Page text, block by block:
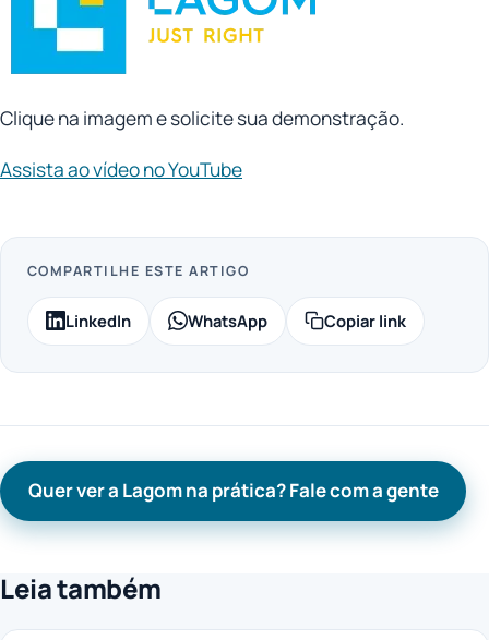
Clique na imagem e solicite sua demonstração.
Assista ao vídeo no YouTube
COMPARTILHE ESTE ARTIGO
LinkedIn WhatsApp Copiar link
Quer ver a Lagom na prática? Fale com a gente
Leia também